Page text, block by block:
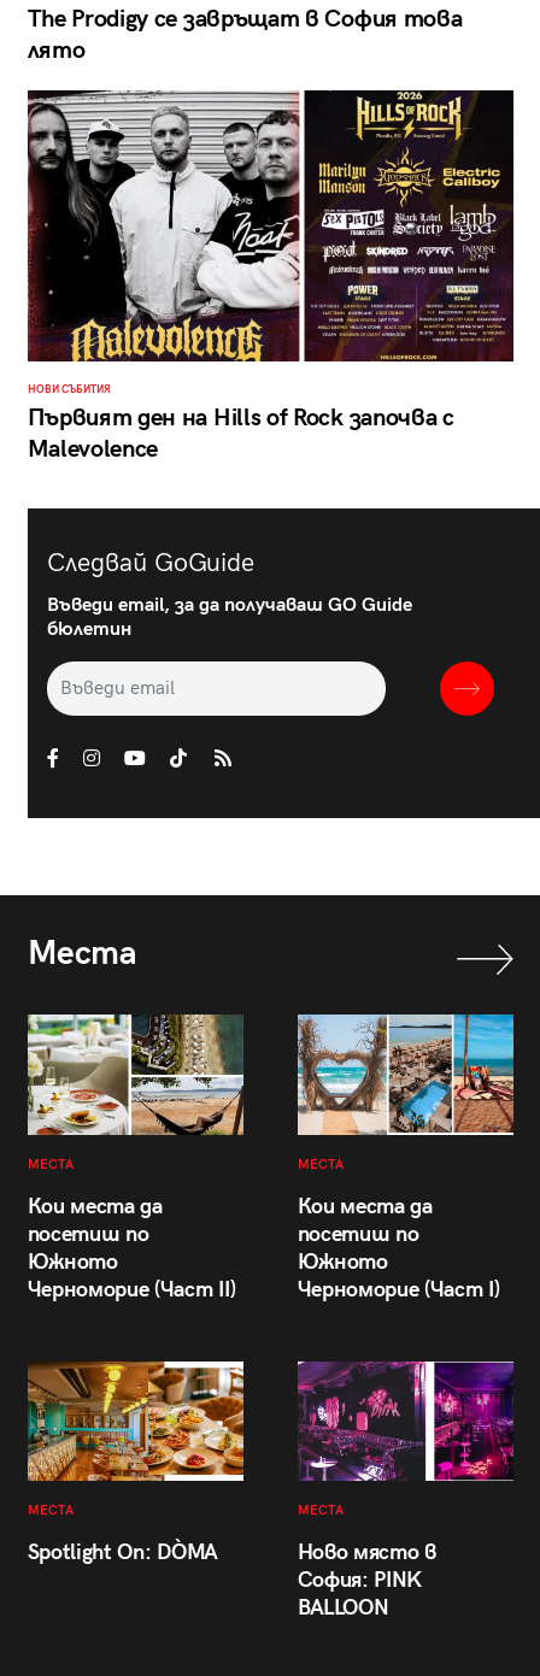
The Prodigy се завръщат в София това
лято
НОВИ СЪБИТИЯ
Първият ден на Hills of Rock започва с
Malevolence
Следвай GoGuide
Въведи email, за да получаваш GO Guide
бюлетин
Места
МЕСТА
Кои места да
посетиш по
Южното
Черноморие (Част II)
МЕСТА
Кои места да
посетиш по
Южното
Черноморие (Част I)
МЕСТА
Spotlight On: DÒMA
МЕСТА
Ново място в
София: PINK
BALLOON